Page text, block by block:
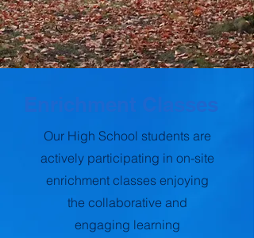
Enrichment Classes
Our High School students are
actively participating in on-site
enrichment classes enjoying
the collaborative and
engaging learning